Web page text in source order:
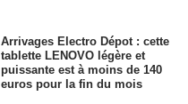
Arrivages Electro Dépot : cette
tablette LENOVO légère et
puissante est à moins de 140
euros pour la fin du mois